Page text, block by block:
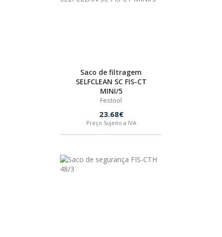
Saco de filtragem
SELFCLEAN SC FIS-CT
MINI/5
Festool
23.68€
Preço Sujeito a IVA